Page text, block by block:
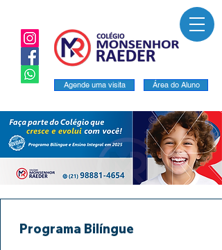
Agende uma visita Área do Aluno
Programa Bilíngue